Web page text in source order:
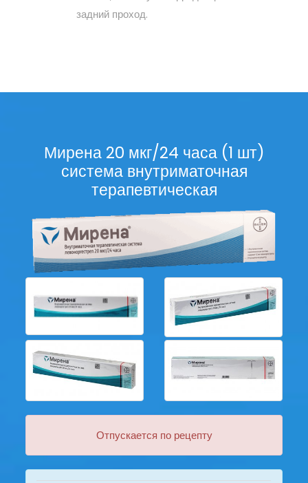
задний проход.
Мирена 20 мкг/24 часа (1 шт)
система внутриматочная
терапевтическая
Отпускается по рецепту